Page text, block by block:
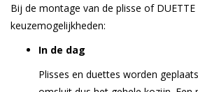
Bij de montage van de plisse of
keuzemogelijkheden:
In de dag
Plisses en duettes worden